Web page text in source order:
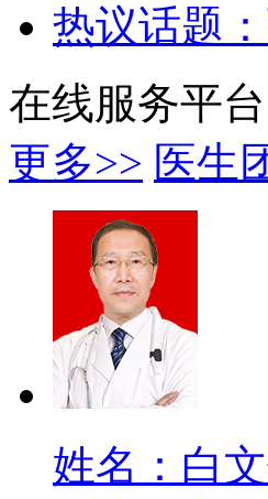
热议话题
在线服务平台
更多>> 医生
姓名：白